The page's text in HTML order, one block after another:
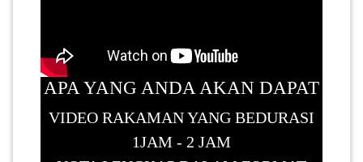
APA YANG ANDA AKAN DAPAT
VIDEO RAKAMAN YANG BEDURASI
1JAM - 2 JAM